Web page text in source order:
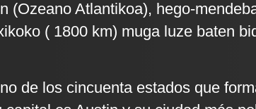
(Ozeano Atlantikoa), hego-
( 1800 km) muga luze baten
de los cincuenta estados que